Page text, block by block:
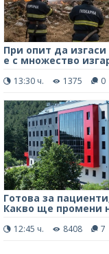
При опит да
е с множество
13:30 ч. 1375 0
Готова за
Какво ще промени
12:45 ч. 8408 7